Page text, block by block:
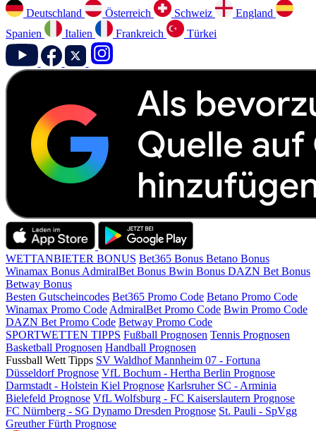
Deutschland
Österreich Schweiz
England
Spanien
Italien Frankreich Türkei
WETTANBIETER BONUS Bet365 Bonus Betano Bonus
Winamax BonusAdmiralBet Bonus Bwin Bonus DAZN Bet Bonus
Betway Bonus
Besten Gutscheincodes Bet365 Promo Code Betano Promo Code
Winamax Promo CodeAdmiralBet Promo Code Bwin Promo Code
DAZN Bet Promo Code Betway Promo Code
SPORTWETTEN TIPPS Fußball Prognosen Tennis Prognosen
Basketball Prognosen Handball Prognosen
Fussball Wett Tipps SV Waldhof Mannheim 07 - Fortuna
Düsseldorf Prognose VfL Bochum - Hertha Berlin Prognose
Darmstadt - Holstein Kiel Prognose Karlsruher SC - Arminia
Bielefeld Prognose VfL Wolfsburg - FC Kaiserslautern Prognose
FC Nürnberg - SG Dynamo Dresden Prognose St. Pauli - SpVgg
Greuther Fürth Prognose